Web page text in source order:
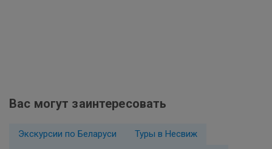
Вас могут заинтересовать
Экскурсии по Беларуси
Туры в Несвиж